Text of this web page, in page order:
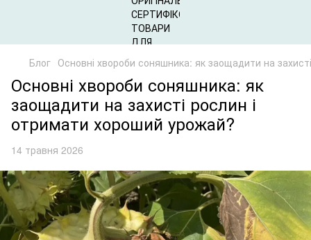
Блог Основні хвороби соняшника: як заощадити на
Основні хвороби соняшника: як
заощадити на захисті рослин і
отримати хороший урожай?
14 травня 2026